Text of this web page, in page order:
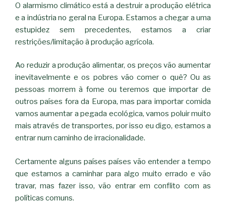
O alarmismo climático está a destruir a produção elétrica
e a indústria no geral na Europa. Estamos a chegar a uma
estupidez sem precedentes, estamos a criar
restrições/limitação à produção agrícola.
Ao reduzir a produção alimentar, os preços vão aumentar
inevitavelmente e os pobres vão comer o quê? Ou as
pessoas morrem à fome ou teremos que importar de
outros países fora da Europa, mas para importar comida
vamos aumentar a pegada ecológica, vamos poluir muito
mais através de transportes, por isso eu digo, estamos a
entrar num caminho de irracionalidade.
Certamente alguns países países vão entender a tempo
que estamos a caminhar para algo muito errado e vão
travar, mas fazer isso, vão entrar em conflito com as
políticas comuns.